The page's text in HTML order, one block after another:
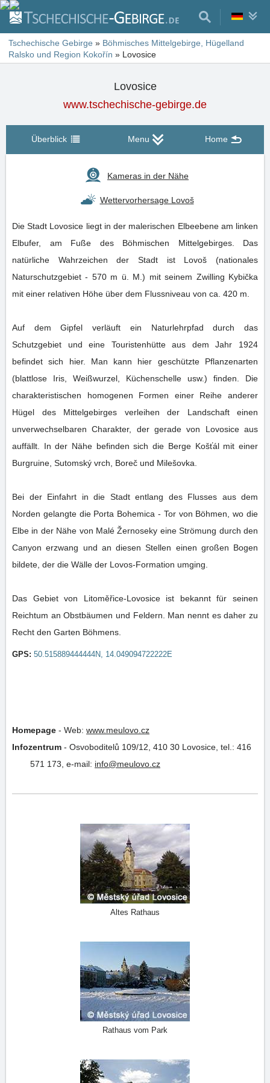
Tschechische Gebirge » Böhmisches Mittelgebirge, Hügelland
Ralsko und Region Kokořín » Lovosice
Lovosice
www.tschechische-gebirge.de
Überblick Menu Home
Kameras in der Nähe
Wettervorhersage Lovoš
Die Stadt Lovosice liegt in der malerischen Elbeebene am linken
Elbufer, am Fuße des Böhmischen Mittelgebirges. Das
natürliche Wahrzeichen der Stadt ist Lovoš (nationales
Naturschutzgebiet - 570 m ü. M.) mit seinem Zwilling Kybička
mit einer relativen Höhe über dem Flussniveau von ca. 420 m.
Auf dem Gipfel verläuft ein Naturlehrpfad durch das
Schutzgebiet und eine Touristenhütte aus dem Jahr 1924
befindet sich hier. Man kann hier geschützte Pflanzenarten
(blattlose Iris, Weißwurzel, Küchenschelle usw.) finden. Die
charakteristischen homogenen Formen einer Reihe anderer
Hügel des Mittelgebirges verleihen der Landschaft einen
unverwechselbaren Charakter, der gerade von Lovosice aus
auffällt. In der Nähe befinden sich die Berge Košťál mit einer
Burgruine, Sutomský vrch, Boreč und Milešovka.
Bei der Einfahrt in die Stadt entlang des Flusses aus dem
Norden gelangte die Porta Bohemica - Tor von Böhmen, wo die
Elbe in der Nähe von Malé Žernoseky eine Strömung durch den
Canyon erzwang und an diesen Stellen einen großen Bogen
bildete, der die Wälle der Lovos-Formation umging.
Das Gebiet von Litoměřice-Lovosice ist bekannt für seinen
Reichtum an Obstbäumen und Feldern. Man nennt es daher zu
Recht den Garten Böhmens.
GPS: 50.515889444444N, 14.049094722222E
Homepage - Web: www.meulovo.cz
Infozentrum - Osvoboditelů 109/12, 410 30 Lovosice, tel.: 416
571 173 e-mail: info@meulovo.cz
Altes Rathaus
Rathaus vom Park